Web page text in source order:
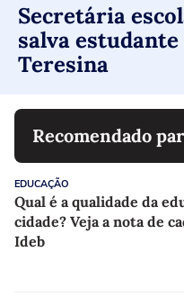
Secretária
salva estudante
Teresina
Recomendado
EDUCAÇÃO
Qual é a qualidade da
cidade? Veja a nota de
Ideb